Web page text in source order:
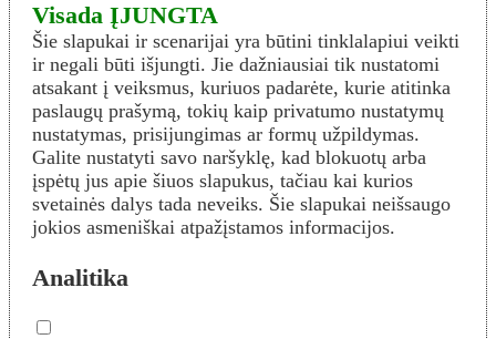
Visada ĮJUNGTA
Šie slapukai ir scenarijai yra būtini tinklalapiui veikti
ir negali būti išjungti. Jie dažniausiai tik nustatomi
atsakant į veiksmus, kuriuos padarėte, kurie atitinka
paslaugų prašymą, tokių kaip privatumo nustatymų
nustatymas, prisijungimas ar formų užpildymas.
Galite nustatyti savo naršyklę, kad blokuotų arba
įspėtų jus apie šiuos slapukus, tačiau kai kurios
svetainės dalys tada neveiks. Šie slapukai neišsaugo
jokios asmeniškai atpažįstamos informacijos.
Analitika